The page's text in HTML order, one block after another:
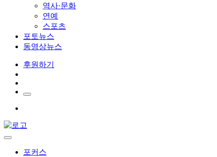
역사·문화
연예
스포츠
포토뉴스
동영상뉴스
후원하기
포커스